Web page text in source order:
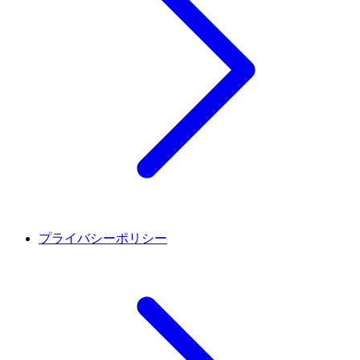
プライバシーポリシー